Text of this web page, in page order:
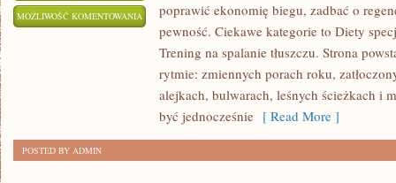
MOŻLIWOŚĆ KOMENTOWANIA TRENING
SENIORÓW
poprawić ekonomię biegu, zadbać o
pewność. Ciekawe kategorie to Diety
Trening na spalanie tłuszczu. Strona
rytmie: zmiennych porach roku,
alejkach, bulwarach, leśnych ścieżkach i
być jednocześnie [ Read More ]
POSTED BY ADMIN